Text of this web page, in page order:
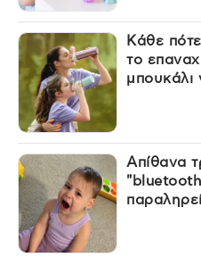
Κάθε
το
μπουκάλι
Απίθανα